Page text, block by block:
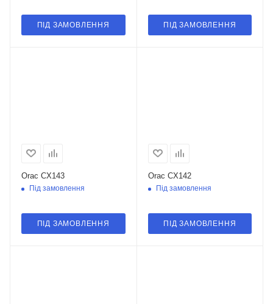
ПІД ЗАМОВЛЕННЯ ПІД ЗАМОВЛЕННЯ
Orac CX143
Під замовлення
ПІД ЗАМОВЛЕННЯ
Orac CX142
Під замовлення
ПІД ЗАМОВЛЕННЯ